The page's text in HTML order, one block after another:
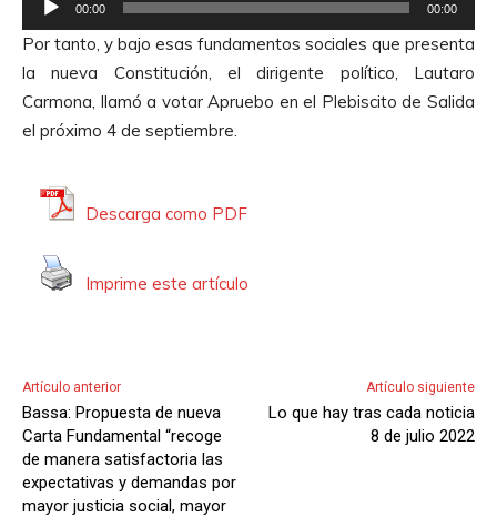
o
r
d
e
e
p
r
o
d
u
d
i
o
00:00 00:00
Por tanto, y bajo esas fundamentos sociales que presenta
la nueva Constitución, el dirigente político, Lautaro
Carmona, llamó a votar Apruebo en el Plebiscito de Salida
el próximo 4 de septiembre.
Descarga como PDF
Imprime este artículo
Artículo anterior
Bassa: Propuesta de nueva
Carta Fundamental “recoge
de manera satisfactoria las
expectativas y demandas por
mayor justicia social, mayor
Artículo siguiente
Lo que hay tras cada noticia
8 de julio 2022